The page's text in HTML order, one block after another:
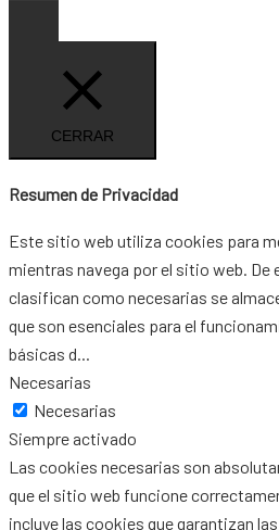
CERRAR
Resumen de Privacidad
Este sitio web utiliza cookies para
mientras navega por el sitio web. De
clasifican como necesarias se
que son esenciales para el
básicas d...
Necesarias
Necesarias
Siempre activado
Las cookies necesarias son
que el sitio web funcione
incluye las cookies que garantizan